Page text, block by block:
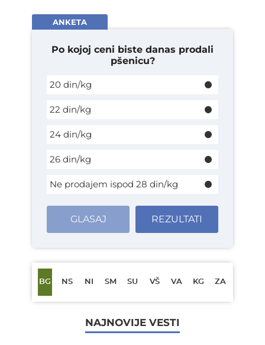
ANKETA
Po kojoj ceni biste danas prodali
pšenicu?
20 din/kg
22 din/kg
24 din/kg
26 din/kg
Ne prodajem ispod 28 din/kg
GLASAJ REZULTATI
BG NS NI SM SU VŠ VA KG ZA
NAJNOVIJE VESTI